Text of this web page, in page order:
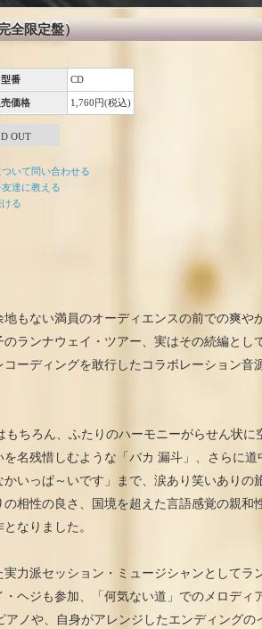
全限定盤）
型番 CD
売価格 1,760円(税込)
OUT
ついて問い合わせる
達に教える
る
もない満員のオーディエンスの前での爽や
ランナウェイ・ツアー、実はその続編とし
ーディングを敢行したコラボレーション音
もちろん、ふたりのハーモニーがらせん状に
名残惜しむような「バカ 漏斗」、さらに道
いっぱ～いです」まで、涙あり笑いありの
相性の良さ、国境を超えた言語感覚の親和
なりました。
力派セッション・ミュージシャンとしてラ
ヘジも参加、「何気ない道」でのメロディ
ノや、自身がアレンジしたエンディングの